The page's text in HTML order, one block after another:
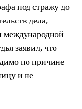
под стражу до
дела,
международной
заявил, что
по причине
и не